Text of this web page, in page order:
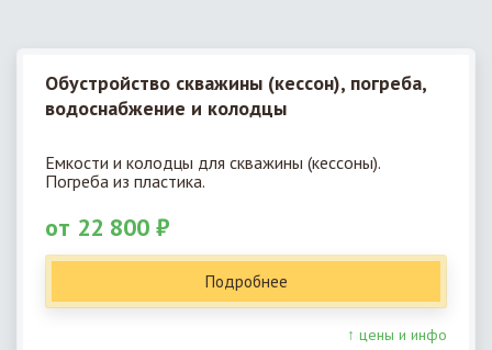
Обустройство скважины (кессон), погреба,
водоснабжение и колодцы
Емкости и колодцы для скважины (кессоны).
Погреба из пластика.
от 22 800 ₽
Подробнее
↑ цены и инфо